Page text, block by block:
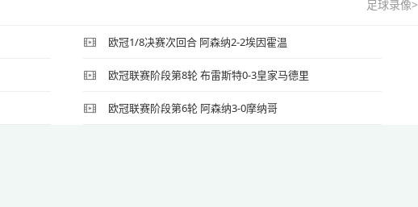
足球录像>
欧冠1/8决赛次回合 阿森纳2-2埃因霍温
欧冠联赛阶段第8轮 布雷斯特0-3皇家马德里
欧冠联赛阶段第6轮 阿森纳3-0摩纳哥